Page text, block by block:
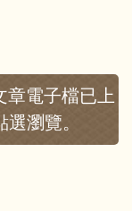
章電子檔已上
瀏覽。